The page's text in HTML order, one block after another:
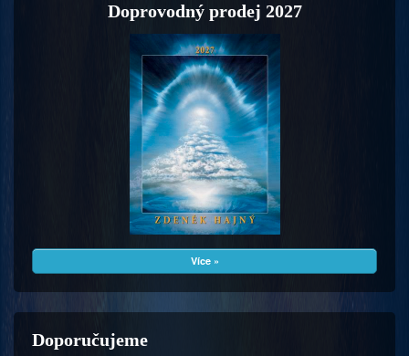
Doprovodný prodej 2027
Více »
Doporučujeme